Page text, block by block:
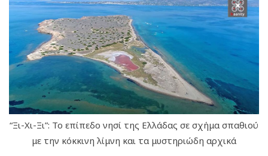
“Ξι-Χι-Ξι”: Το επίπεδο νησί της Ελλάδας σε σχήμα σπαθιού
με την κόκκινη λίμνη και τα μυστηριώδη αρχικά